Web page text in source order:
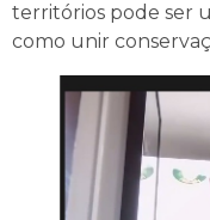
territórios pode ser
como unir